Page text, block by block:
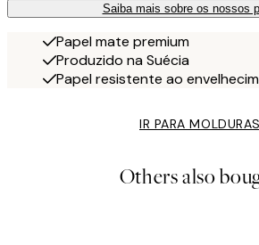
Saiba mais sobre os nossos
Papel mate premium
Produzido na Suécia
Papel resistente ao
IR PARA MOLDURAS
Others also